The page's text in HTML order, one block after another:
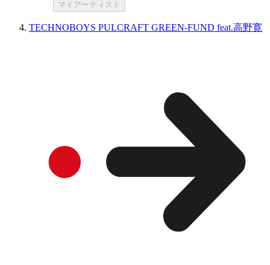
マイアーティスト
TECHNOBOYS PULCRAFT GREEN-FUND feat.高野寛